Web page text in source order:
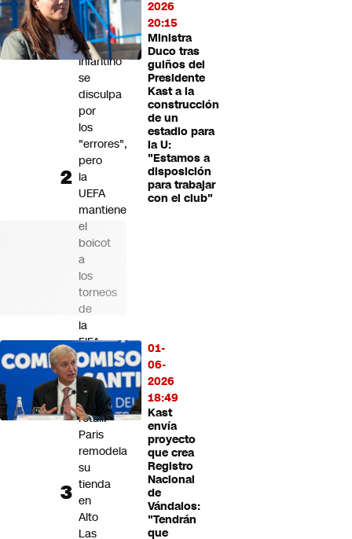
2026
20:15
Ministra
Duco tras
guiños del
Presidente
Kast a la
construcción
de un
estadio para
la U:
"Estamos a
disposición
para trabajar
con el club"
01-
06-
2026
18:49
Kast
envía
proyecto
que crea
Registro
Nacional
de
Vándalos:
"Tendrán
que
Sigue
la
disputa:
Infantino
se
disculpa
por
los
"errores",
pero
la
UEFA
mantiene
el
boicot
a
los
torneos
de
la
FIFA
Cómo
evoluciona
el
retail:
Paris
remodela
su
tienda
en
Alto
Las